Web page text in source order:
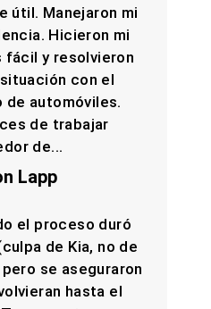
útil. Manejaron mi
Hicieron mi
fácil y resolvieron
con el
de automóviles.
de trabajar
de...
Lapp
el proceso duró
de Kia, no de
se aseguraron
hasta el